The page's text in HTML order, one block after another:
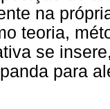
na
teoria,
se
para